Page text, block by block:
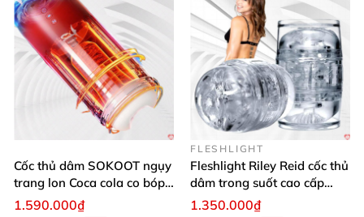
Cốc thủ dâm SOKOOT ngụy
trang lon Coca cola co bóp
phát nhiệt
1.590.000₫
FLESHLIGHT
Fleshlight Riley Reid cốc thủ
dâm trong suốt cao cấp
thiết kế chân thật
1.350.000₫